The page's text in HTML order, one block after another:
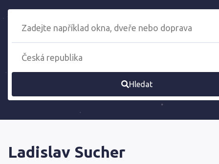
Hledat
Ladislav Sucher